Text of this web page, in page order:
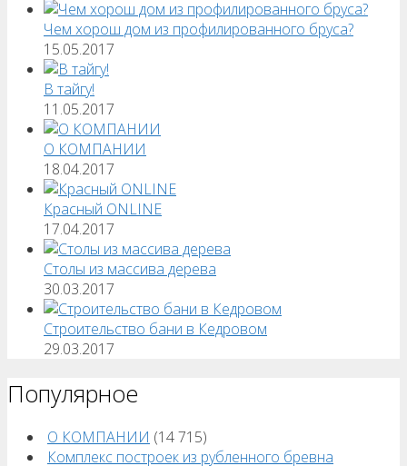
Чем хорош дом из профилированного бруса?
15.05.2017
В тайгу!
11.05.2017
О КОМПАНИИ
18.04.2017
Красный ONLINE
17.04.2017
Столы из массива дерева
30.03.2017
Строительство бани в Кедровом
29.03.2017
Популярное
О КОМПАНИИ (14 715)
Комплекс построек из рубленного бревна